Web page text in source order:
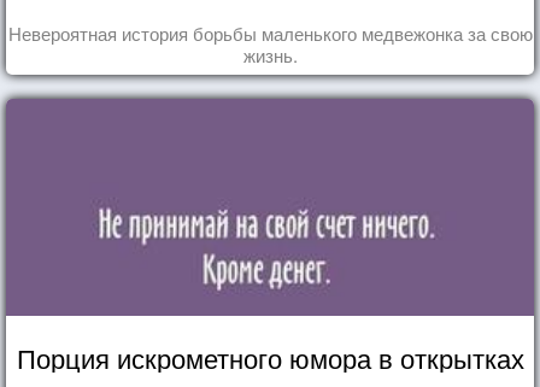
Невероятная история борьбы маленького медвежонка за свою
жизнь.
Порция искрометного юмора в открытках